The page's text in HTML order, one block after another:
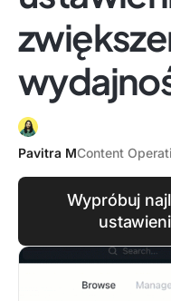
Pavitra MContent
Wypróbuj